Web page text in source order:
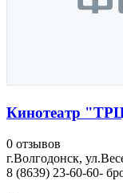
Кинотеатр
0 отзывов
г.Волгодонск,
8 (8639) 23-60-60-